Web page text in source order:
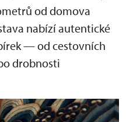
od domova
nabízí autentické
— od cestovních
drobnosti